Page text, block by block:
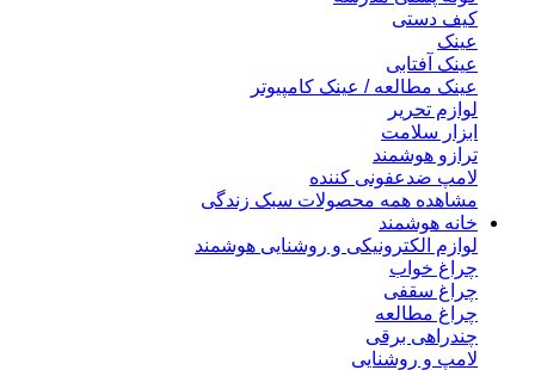
کیف دستی
عینک
عینک آفتابی
عینک مطالعه / عینک کامپیوتر
لوازم تحریر
ابزار سلامت
ترازو هوشمند
لامپ ضدعفونی کننده
مشاهده همه محصولات سبک زندگی
خانه هوشمند
لوازم الکترونیکی و روشنایی هوشمند
چراغ خواب
چراغ سقفی
چراغ مطالعه
چندراهی برقی
لامپ و روشنایی